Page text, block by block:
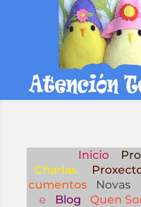
Inicio
Charlas
cumentos
Novas
e
Blog Quen